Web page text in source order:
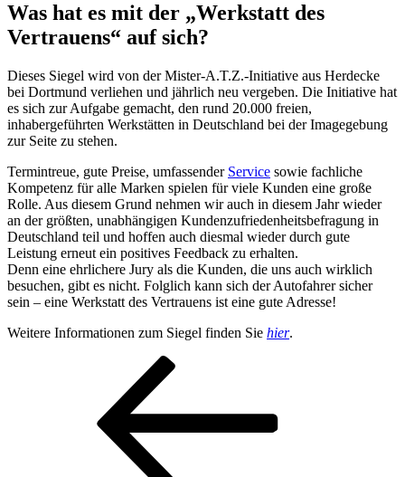
Was hat es mit der „Werkstatt des
Vertrauens“ auf sich?
Dieses Siegel wird von der Mister-A.T.Z.-Initiative aus Herdecke
bei Dortmund verliehen und jährlich neu vergeben. Die Initiative hat
es sich zur Aufgabe gemacht, den rund 20.000 freien,
inhabergeführten Werkstätten in Deutschland bei der Imagegebung
zur Seite zu stehen.
Termintreue, gute Preise, umfassender Service sowie fachliche
Kompetenz für alle Marken spielen für viele Kunden eine große
Rolle. Aus diesem Grund nehmen wir auch in diesem Jahr wieder
an der größten, unabhängigen Kundenzufriedenheitsbefragung in
Deutschland teil und hoffen auch diesmal wieder durch gute
Leistung erneut ein positives Feedback zu erhalten.
Denn eine ehrlichere Jury als die Kunden, die uns auch wirklich
besuchen, gibt es nicht. Folglich kann sich der Autofahrer sicher
sein – eine Werkstatt des Vertrauens ist eine gute Adresse!
Weitere Informationen zum Siegel finden Sie hier.
Beitragsnavigation